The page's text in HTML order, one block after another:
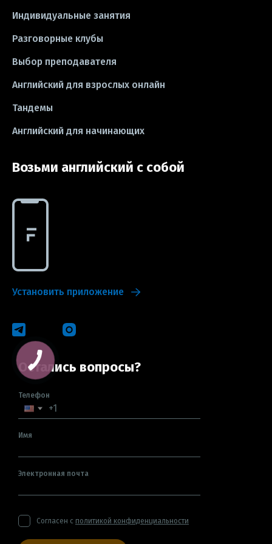
#школа #игры
#CV #резюме
#idioms #эссе
Индивидуальные занятия
Разговорные клубы
Выбор преподавателя
Английский для взрослых онлайн
Тандемы
Английский для начинающих
Возьми английский с собой
Установить приложение
Остались вопросы?
Телефон
Имя
Электронная почта
Согласен с политикой конфиденциальности